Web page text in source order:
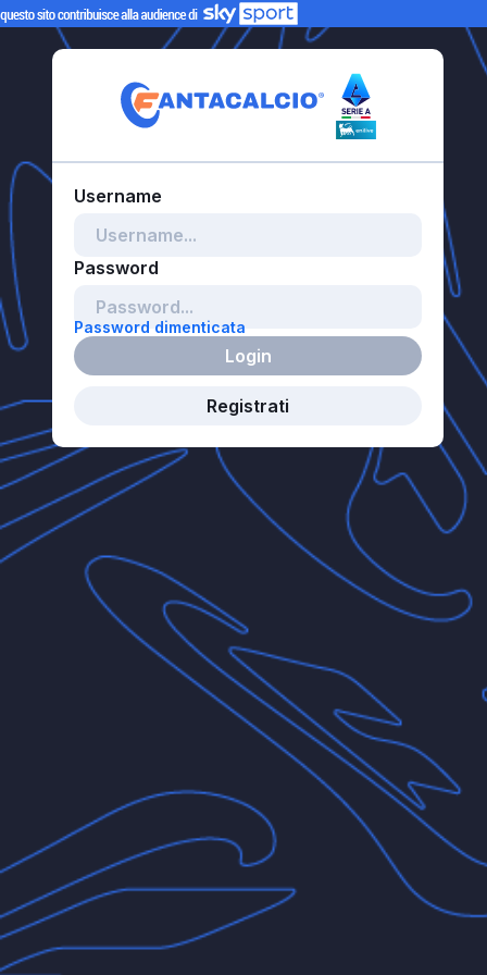
Password dimenticata
Login
Registrati